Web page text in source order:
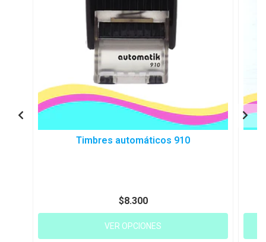
Timbres automáticos 910
$8.300
VER OPCIONES